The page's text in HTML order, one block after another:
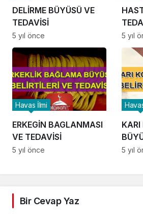
DELİRME BÜYÜSÜ VE
TEDAVİSİ
5 yıl önce 5 yıl
ERKEGİN BAGLANMASI
VE TEDAVİSİ
Havas İlmi
5 yıl önce 5 yıl
Bir Cevap Yaz